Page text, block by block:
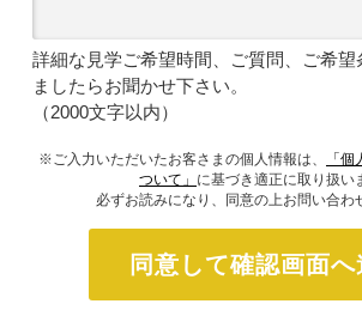
詳細な見学ご希望時間、ご質問、ご希望
ましたらお聞かせ下さい。
（2000文字以内）
※ご入力いただいたお客さまの個人情報は、
「
ついて」 に基づき適正に取り扱い
必ずお読みになり、同意の上お問い合わ
同意して確認画面へ